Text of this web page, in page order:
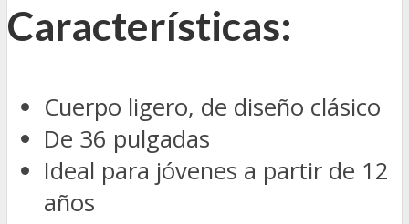
Características:
Cuerpo ligero, de diseño clásico
De 36 pulgadas
Ideal para jóvenes a partir de 12
años